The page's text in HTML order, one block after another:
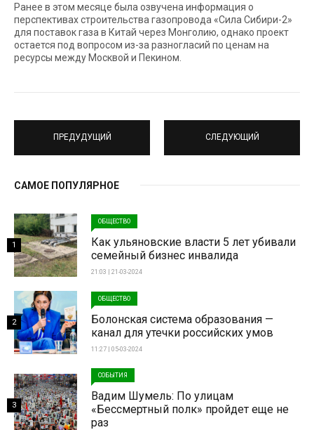
Ранее в этом месяце была озвучена информация о
перспективах строительства газопровода «Сила Сибири-2»
для поставок газа в Китай через Монголию, однако проект
остается под вопросом из-за разногласий по ценам на
ресурсы между Москвой и Пекином.
ПРЕДУДУЩИЙ СЛЕДУЮЩИЙ
САМОЕ ПОПУЛЯРНОЕ
ОБЩЕСТВО
Как ульяновские власти 5 лет убивали
семейный бизнес инвалида
21:03 | 21-03-2024
1
ОБЩЕСТВО
Болонская система образования —
канал для утечки российских умов
11:27 | 05-03-2024
2
СОБЫТИЯ
Вадим Шумель: По улицам
«Бессмертный полк» пройдет еще не
раз
3